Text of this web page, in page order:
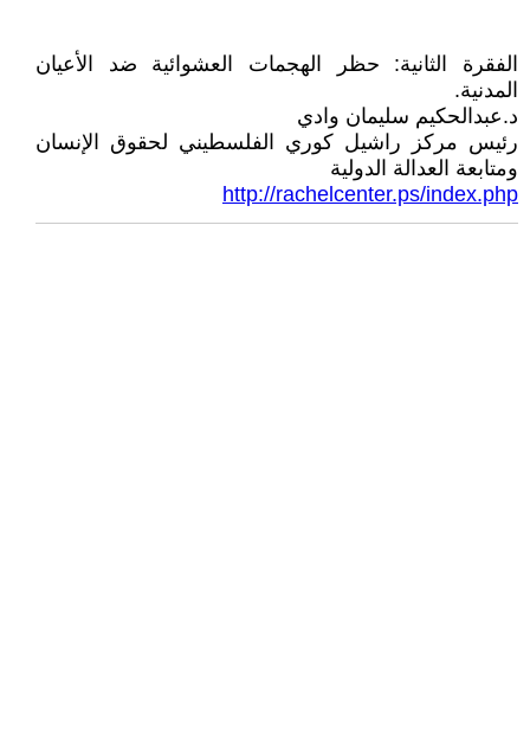
الفقرة الثانية: حظر الهجمات العشوائية ضد الأعيان
المدنية.
د.عبدالحكيم سليمان وادي
رئيس مركز راشيل كوري الفلسطيني لحقوق الإنسان
ومتابعة العدالة الدولية
http://rachelcenter.ps/index.php